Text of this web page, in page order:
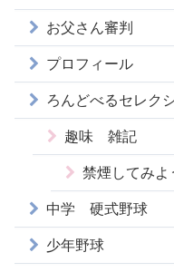
お父さん審判
プロフィール
ろんどべるセレク
趣味 雑記
禁煙してみよ
中学 硬式野球
少年野球